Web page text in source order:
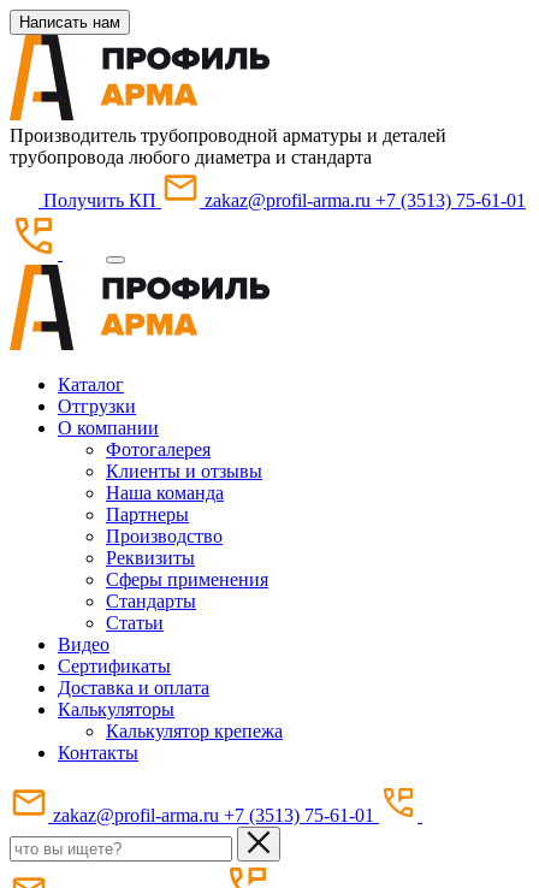
Написать нам
Производитель трубопроводной арматуры и деталей
трубопровода любого диаметра и стандарта
Получить КП zakaz@profil-arma.ru +7 (3513) 75-61-01
Каталог
Отгрузки
О компании
Фотогалерея
Клиенты и отзывы
Наша команда
Партнеры
Производство
Реквизиты
Сферы применения
Стандарты
Статьи
Видео
Сертификаты
Доставка и оплата
Калькуляторы
Калькулятор крепежа
Контакты
zakaz@profil-arma.ru +7 (3513) 75-61-01